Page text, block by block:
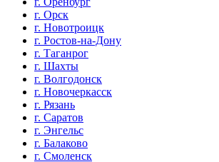
г. Орск
г. Новотроицк
г. Ростов-на-Дону
г. Таганрог
г. Шахты
г. Волгодонск
г. Новочеркасск
г. Рязань
г. Саратов
г. Энгельс
г. Балаково
г. Смоленск